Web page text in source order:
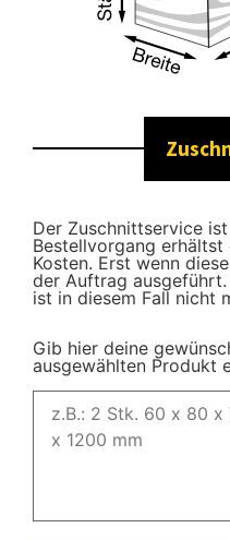
Der Zuschnittservice
Bestellvorgang
Kosten. Erst wenn
der Auftrag ausgeführt.
ist in diesem Fall nicht
Gib hier deine
ausgewählten Produkt